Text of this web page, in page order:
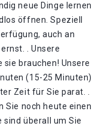
neue Dinge lernen.
öffnen. Speziell
auch an
. Unsere
brauchen! Unsere
(15-25 Minuten).
Zeit für Sie parat. .
Sie noch heute einen
sind überall um Sie